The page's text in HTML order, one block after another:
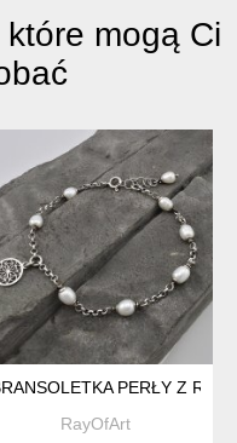
mogą Ci
PERŁY Z
RayOfArt